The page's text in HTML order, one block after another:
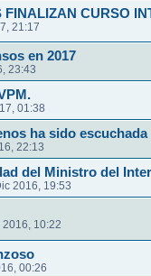
FINALIZAN CURSO
21:17
en 2017
23:43
01:38
ha sido escuchada
22:13
del Ministro del
2016, 19:53
2016, 10:22
00:26